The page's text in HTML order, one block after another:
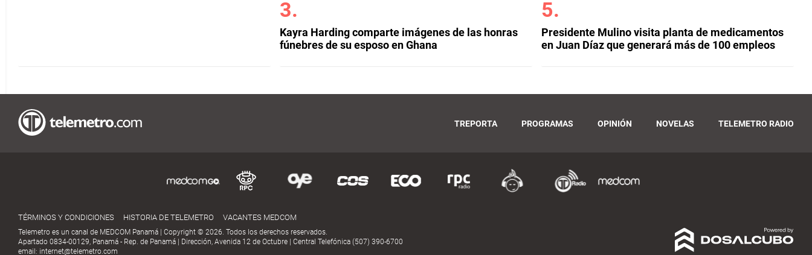
Kayra Harding comparte imágenes de las honras
fúnebres de su esposo en Ghana
Presidente Mulino visita planta de medicamentos
en Juan Díaz que generará más de 100 empleos
TREPORTA PROGRAMAS OPINIÓN NOVELAS TELEMETRO RADIO
TÉRMINOS Y CONDICIONES HISTORIA DE TELEMETRO VACANTES MEDCOM
Telemetro es un canal de MEDCOM Panamá | Copyright © 2026. Todos los derechos reservados.
Apartado 0834-00129, Panamá - Rep. de Panamá | Dirección, Avenida 12 de Octubre | Central Telefónica (507) 390-6700
email: internet@telemetro.com